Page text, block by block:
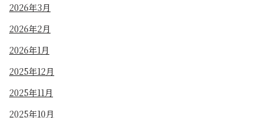
2026年3月
2026年2月
2026年1月
2025年12月
2025年11月
2025年10月